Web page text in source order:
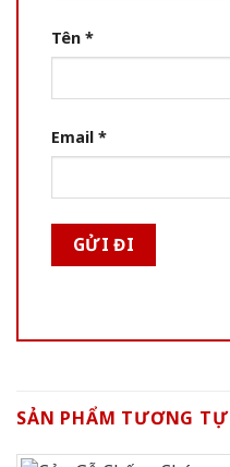
Tên *
Email *
SẢN PHẨM TƯƠNG TỰ